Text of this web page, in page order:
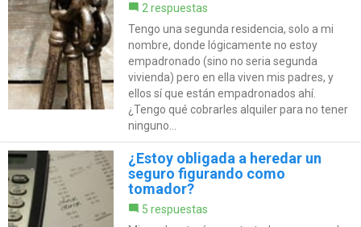
2 respuestas
Tengo una segunda residencia, solo a mi
nombre, donde lógicamente no estoy
empadronado (sino no seria segunda
vivienda) pero en ella viven mis padres, y
ellos sí que están empadronados ahí.
¿Tengo qué cobrarles alquiler para no tener
ninguno...
¿Estoy obligada a heredar un
seguro figurando como
tomador?
5 respuestas